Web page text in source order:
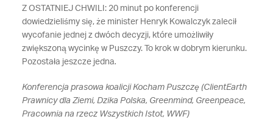
Z OSTATNIEJ CHWILI: 20 minut po konferencji
dowiedzieliśmy się, że minister Henryk Kowalczyk zalecił
wycofanie jednej z dwóch decyzji, które umożliwiły
zwiększoną wycinkę w Puszczy. To krok w dobrym kierunku.
Pozostała jeszcze jedna.
Konferencja prasowa koalicji Kocham Puszczę (ClientEarth
Prawnicy dla Ziemi, Dzika Polska, Greenmind, Greenpeace,
Pracownia na rzecz Wszystkich Istot, WWF)